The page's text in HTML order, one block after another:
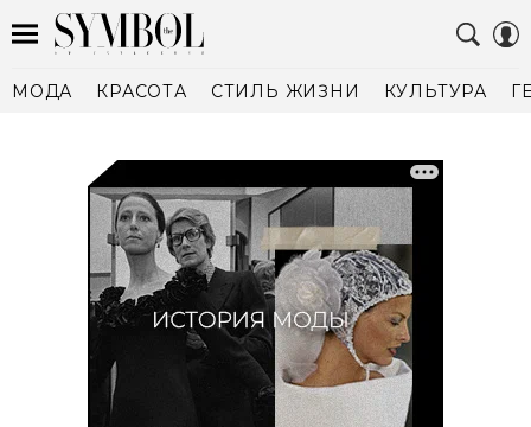
МОДА КРАСОТА СТИЛЬ ЖИЗНИ КУЛЬТУРА